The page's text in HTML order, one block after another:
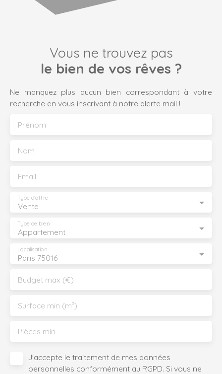
Vous ne trouvez pas
le bien de vos rêves ?
Ne manquez plus aucun bien correspondant à votre
recherche en vous inscrivant à notre alerte mail !
Prénom
Nom
Email
Vente
Type d'offre
Appartement
Type de bien
Paris 75016
Localisation
Budget max (€)
Surface min (m²)
Pièces min
J'accepte le traitement de mes données
personnelles conformément au RGPD. Si vous ne